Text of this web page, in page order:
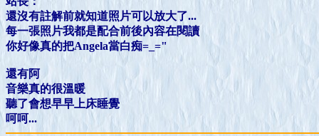
還沒有註解前就知道照片可以放大了...
每一張照片我都是配合前後內容在閱讀
你好像真的把Angela當白痴=_="
還有阿
音樂真的很溫暖
聽了會想早早上床睡覺
呵呵...